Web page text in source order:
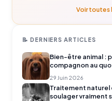
Voir toutes
📝 DERNIERS ARTICLES
Bien-être animal :
compagnon au
29 Juin 2026
Traitement
soulager vraiment